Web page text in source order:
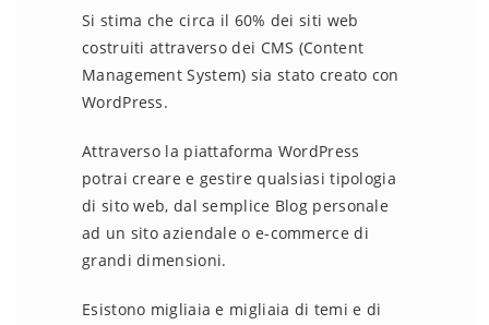
Si stima che circa il 60% dei siti web
costruiti attraverso dei CMS (Content
Management System) sia stato creato con
WordPress.
Attraverso la piattaforma WordPress
potrai creare e gestire qualsiasi tipologia
di sito web, dal semplice Blog personale
ad un sito aziendale o e-commerce di
grandi dimensioni.
Esistono migliaia e migliaia di temi e di